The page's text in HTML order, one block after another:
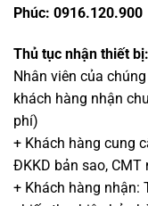
Phúc: 0916.120.900
Thủ tục nhận thiết bị:
Nhân viên của
khách hàng nhận
phí)
+ Khách hàng cung
ĐKKD bản sao,
+ Khách hàng nhận: